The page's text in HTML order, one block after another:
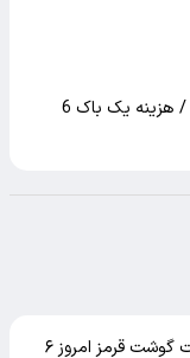
نرخ بنزین در تهران لیتری 130 هزارتومان شد / هزینه یک باک 6
گوشت خورشتی کیلویی چند ؟! + لیست قیمت گوشت قرمز امروز ۶